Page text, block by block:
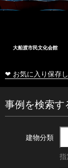
大船渡市民文化会館
❤ お気に入り保存
事例を検索す
建物分類
指